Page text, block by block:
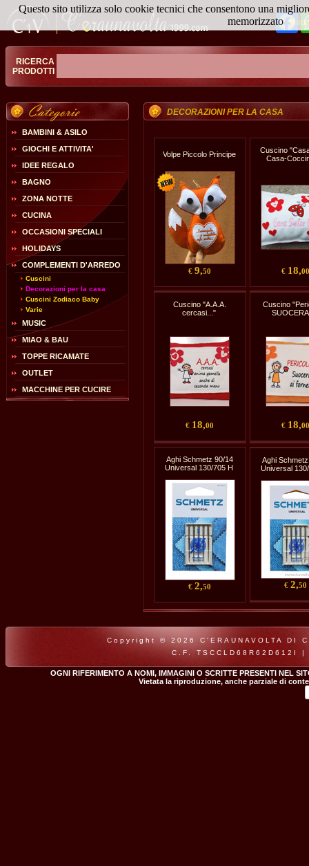
RICERCA
PRODOTTI
BAMBINI & ASILO
GIOCHI E ATTIVITA'
IDEE REGALO
BAGNO
ZONA NOTTE
CUCINA
OCCASIONI SPECIALI
HOLIDAYS
COMPLEMENTI D'ARREDO
Cuscini
Decorazioni per la casa
Cuscini Zodiaco Baby
Varie
MUSIC
MIAO & BAU
TOPPE RICAMATE
OUTLET
MACCHINE PER CUCIRE
DECORAZIONI PER LA CASA
Volpe Piccolo Principe
€ 9,50
Cuscino
Casa-
€ 18,00
Cuscino "A.A.A.
cercasi..."
€ 18,00
Cuscino
€ 18,00
Aghi Schmetz 90/14
Universal 130/705 H
€ 2,50
Aghi
Universal
€ 2,50
Copyright © 2026 C'ERAUNAVOLTA
C.F. TSCCLD68R62D612I
OGNI RIFERIMENTO A NOMI, IMMAGINI O SCRITTE PRESENTI NEL
Vietata la riproduzione, anche parziale di
Questo sito utilizza solo cookie tecnici che consentono una
memorizzato